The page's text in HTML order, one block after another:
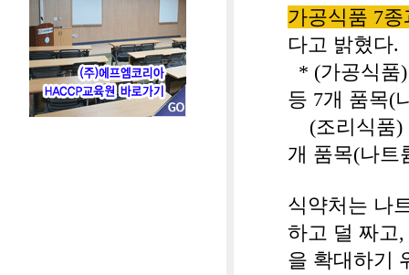
가공식품 7종
다고 밝혔다.
* (가공식품
등 7개 품목(
(조리식품)
개 품목(나트
식약처는 나
하고 덜 짜고,
을 확대하기